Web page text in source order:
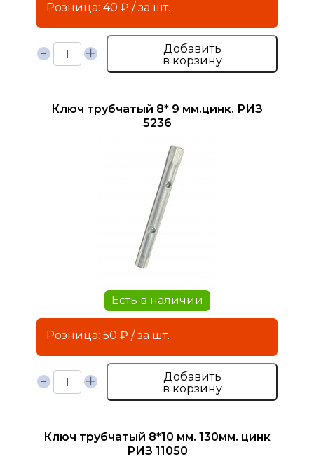
Розница: 40 ₽ / за шт.
Добавить
в корзину
Ключ трубчатый 8* 9 мм.цинк. РИЗ
5236
Есть в наличии
Розница: 50 ₽ / за шт.
Добавить
в корзину
Ключ трубчатый 8*10 мм. 130мм. цинк
РИЗ 11050